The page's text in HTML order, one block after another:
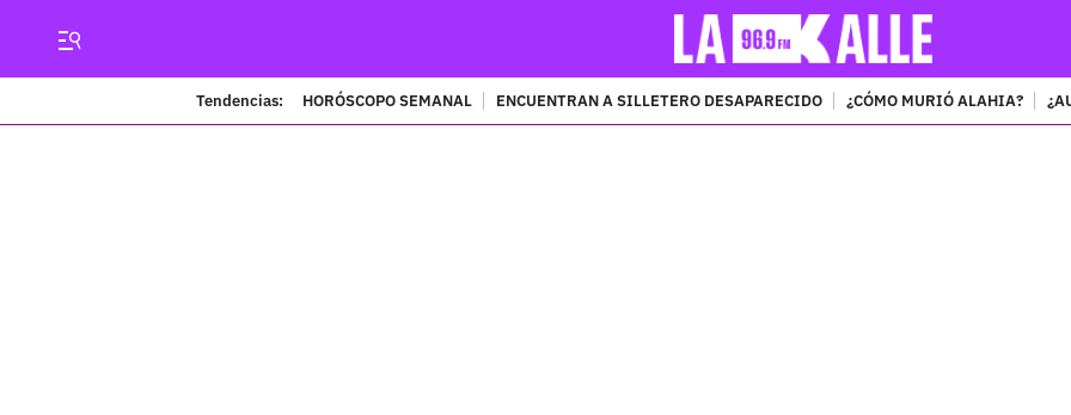
Tendencias: HORÓSCOPO SEMANAL ENCUENTRAN A SILLETERO DESAPARECIDO ¿CÓMO MURIÓ ALAHIA?